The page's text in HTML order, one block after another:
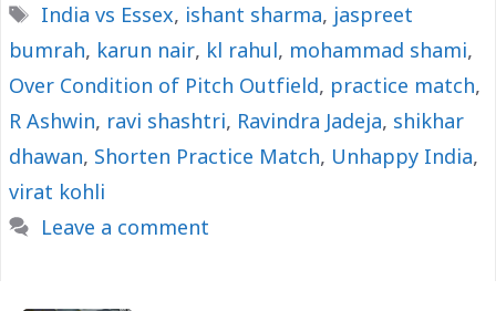
Tags
India vs Essex, ishant sharma, jaspreet
bumrah, karun nair, kl rahul, mohammad shami,
Over Condition of Pitch Outfield, practice match,
R Ashwin, ravi shashtri, Ravindra Jadeja, shikhar
dhawan, Shorten Practice Match, Unhappy India,
virat kohli
Leave a comment